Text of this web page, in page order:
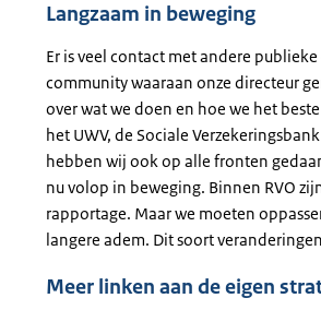
Langzaam in beweging
Er is veel contact met andere
community waaraan onze directeur
over wat we doen en hoe we het
het UWV, de Sociale
hebben wij ook op alle fronten
nu volop in beweging. Binnen RVO
rapportage. Maar we moeten
langere adem. Dit soort
Meer linken aan de eigen